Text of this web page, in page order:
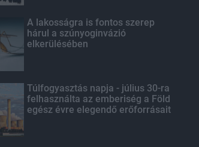
A lakosságra is fontos szerep
hárul a szúnyoginvázió
elkerülésében
Túlfogyasztás napja - július 30-ra
felhasználta az emberiség a Föld
egész évre elegendő erőforrásait